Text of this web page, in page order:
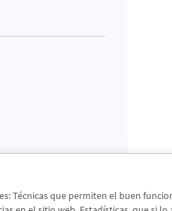
Técnicas que permiten el buen